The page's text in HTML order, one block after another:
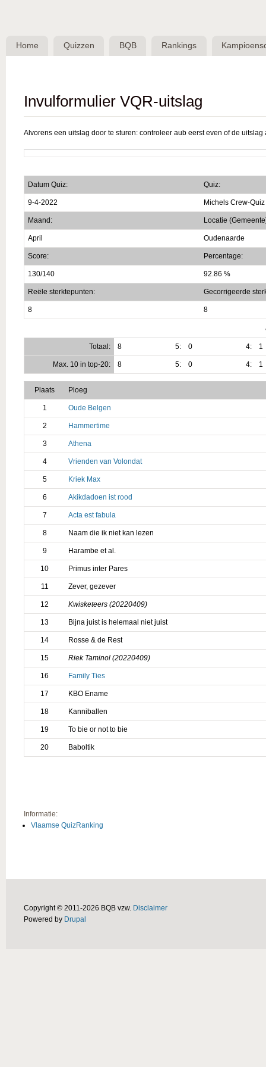
Belgische
QuizBond
Home Quizzen BQB Rankings
Invulformulier VQR-uitslag
Alvorens een uitslag door te sturen: controleer aub eerst even of de
Datum Quiz: Quiz:
9-4-2022 Michels Crew-Quiz
Maand: Locatie
April Oudenaarde
Score: Percentage:
130/140 92.86 %
Reële sterktepunten: Gecorrigeerde
8 8
Totaal:
8 5: 0 4: 1
Max. 10 in top-20: 8 5: 0 4: 1
Plaats Ploeg
1 Oude Belgen
2 Hammertime
3 Athena
4 Vrienden van Volondat
5 Kriek Max
6 Akikdadoen ist rood
7 Acta est fabula
8 Naam die ik niet kan lezen
9 Harambe et al.
10 Primus inter Pares
11 Zever, gezever
12 Kwisketeers (20220409)
13 Bijna juist is helemaal niet juist
14 Rosse & de Rest
15 Riek Taminol (20220409)
16 Family Ties
17 KBO Ename
18 Kanniballen
19 To bie or not to bie
20 Baboltik
Informatie:
Vlaamse QuizRanking
Copyright © 2011-2026 BQB vzw. Disclaimer
Powered by Drupal